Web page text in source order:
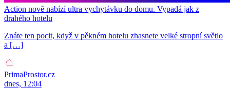
Action nově nabízí ultra vychytávku do domu. Vypadá jak z
drahého hotelu
Znáte ten pocit, když v pěkném hotelu zhasnete velké stropní světlo
a […]
PrimaProstor.cz
dnes, 12:04